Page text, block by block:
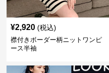
¥2,920 (税込)
襟付きボーダー柄ニットワンピ
ース半袖